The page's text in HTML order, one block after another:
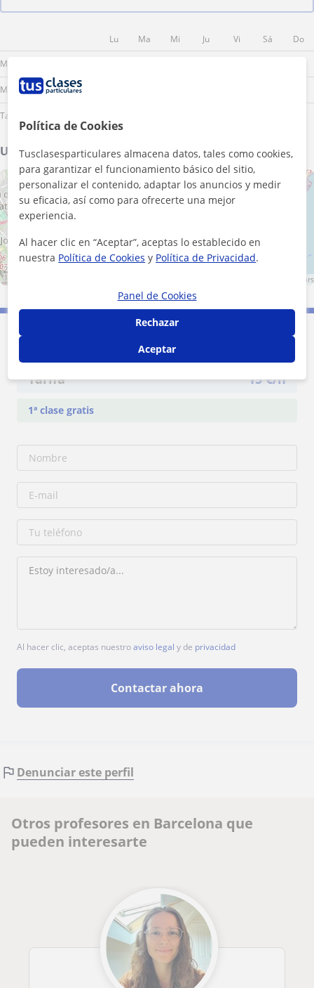
Lu Ma Mi Ju Vi Sá Do
Mañana
Mediodía
Tarde
Ubicación de mis clases
+ −
2 km
1 mi
contributors
Contacta con Romeo
Tarifa 15€/h
1ª clase gratis
Al hacer clic, aceptas nuestroaviso legal y de privacidad
Contactar ahora
Denunciar este perfil
Otros profesores en Barcelona que
pueden interesarte
Política de Cookies
Tusclasesparticulares almacena datos, tales como cookies,
para garantizar el funcionamiento básico del sitio,
personalizar el contenido, adaptar los anuncios y medir
su eficacia, así como para ofrecerte una mejor
experiencia.
Al hacer clic en “Aceptar”, aceptas lo establecido en
nuestra Política de Cookies y Política de Privacidad.
Panel de Cookies
Rechazar
Aceptar